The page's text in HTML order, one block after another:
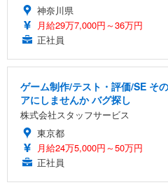
神奈川県
月給29万7,000円～36万円
正社員
ゲーム制作/テスト・評価/SE そ
アにしませんか バグ探し
株式会社スタッフサービス
東京都
月給24万5,000円～50万円
正社員